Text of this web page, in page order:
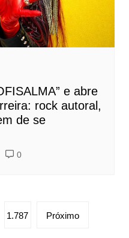
e abre
rock autoral,
de se
0
1.787 Próximo